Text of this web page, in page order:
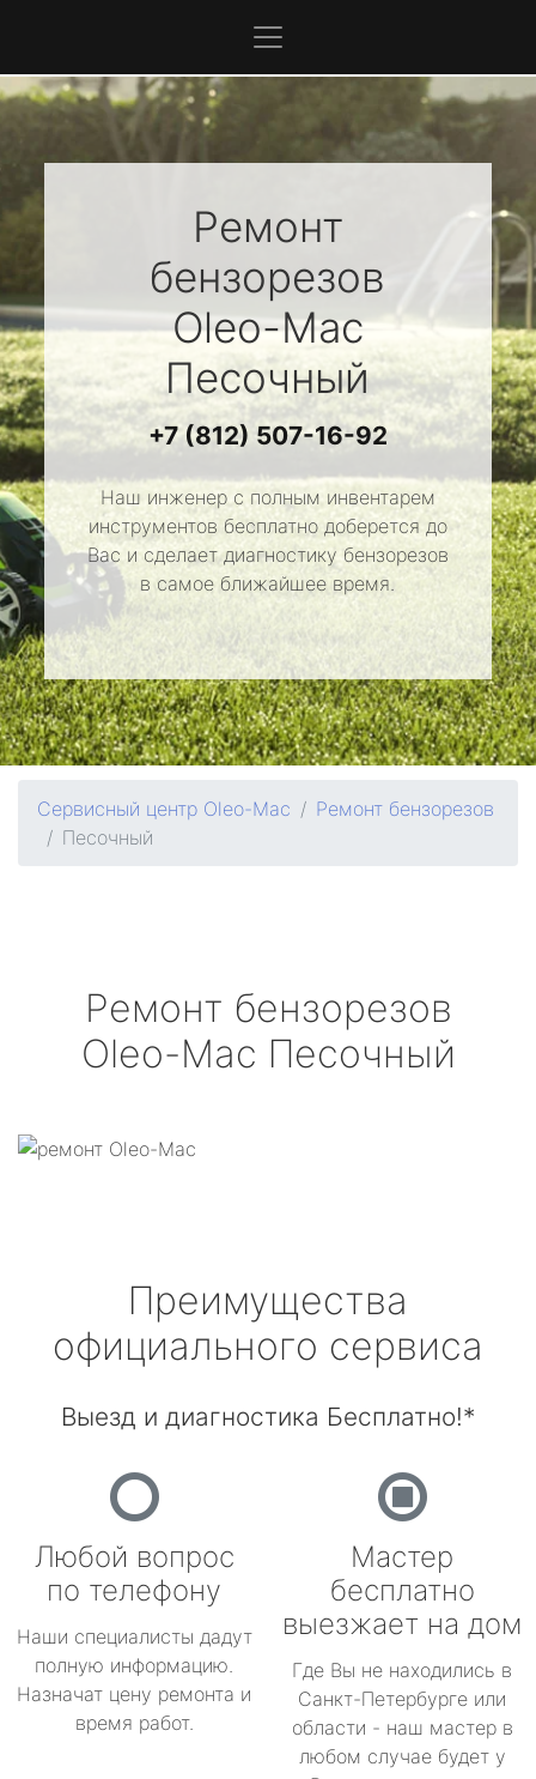
Ремонт
бензорезов
Oleo-Mac
Песочный
+7 (812) 507-16-92
Наш инженер с полным инвентарем
инструментов бесплатно доберется до
Вас и сделает диагностику бензорезов
в самое ближайшее время.
Сервисный центр Oleo-Mac
Ремонт бензорезов
Песочный
Ремонт бензорезов
Oleo-Mac Песочный
Преимущества
официального сервиса
Выезд и диагностика Бесплатно!*
Любой вопрос
по телефону
Наши специалисты дадут
полную информацию.
Назначат цену ремонта и
время работ.
Мастер
бесплатно
выезжает на дом
Где Вы не находились в
Санкт-Петербурге или
области - наш мастер в
любом случае будет у